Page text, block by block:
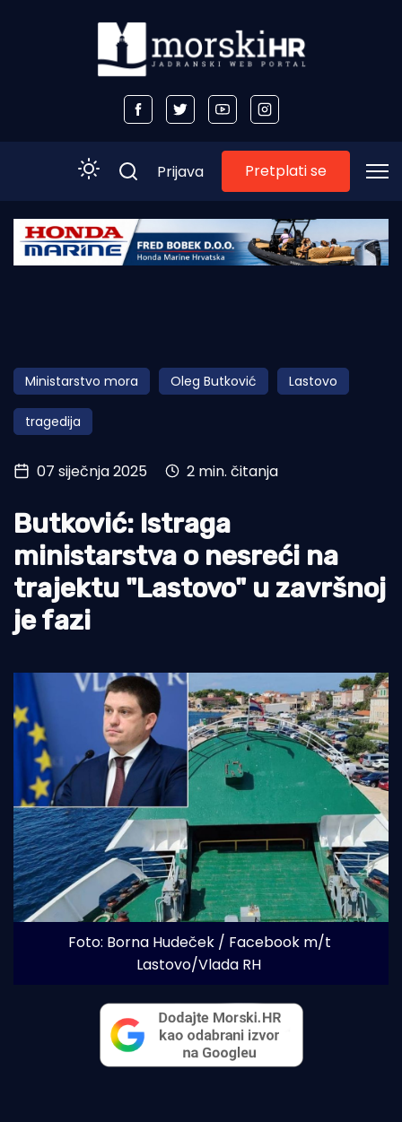
Početna
Obala
Otoci
Turizam i nautika
Pomorstvo
Ekologija
Tradicija i kultura
Prijava Pretplati se
Ministarstvo mora Oleg Butković Lastovo
tragedija
07 siječnja 2025 2 min. čitanja
Butković: Istraga
ministarstva o nesreći na
trajektu "Lastovo" u završnoj
je fazi
Foto: Borna Hudeček / Facebook m/t
Lastovo/Vlada RH